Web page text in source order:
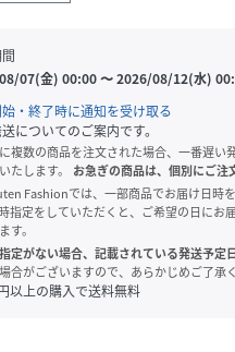
07(金) 00:00〜2026/08/12(水)
・終了時に通知を受け取る
についてのご案内です。
複数の商品を注文された場合、一番遅い
たします。
お急ぎの商品は、個別にご注
Fashionでは、一部商品でお届け日時
指定をしていただくと、ご希望の日にお
す。
定がない場合、記載されている発送予定
合がございますので、あらかじめご了承
以上の購入で送料無料